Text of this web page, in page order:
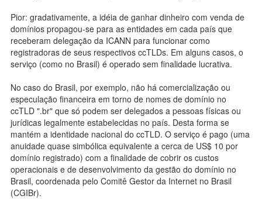
Pior: gradativamente, a idéia de ganhar dinheiro com venda de
domínios propagou-se para as entidades em cada país que
receberam delegação da ICANN para funcionar como
registradoras de seus respectivos ccTLDs. Em alguns casos, o
serviço (como no Brasil) é operado sem finalidade lucrativa.
No caso do Brasil, por exemplo, não há comercialização ou
especulação financeira em torno de nomes de domínio no
ccTLD ".br" que só podem ser delegados a pessoas físicas ou
jurídicas legalmente estabelecidas no país. Desta forma se
mantém a identidade nacional do ccTLD. O serviço é pago (uma
anuidade quase simbólica equivalente a cerca de US$ 10 por
domínio registrado) com a finalidade de cobrir os custos
operacionais e de desenvolvimento da gestão do domínio no
Brasil, coordenada pelo Comitê Gestor da Internet no Brasil
(CGIBr).